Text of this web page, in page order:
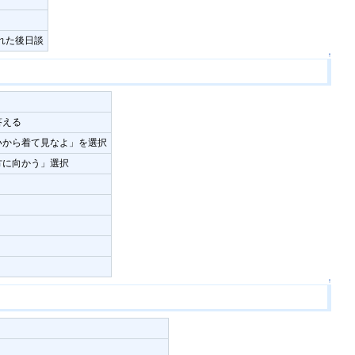
た後日談
↑
える
ら着て見なよ」を選択
向かう」選択
↑